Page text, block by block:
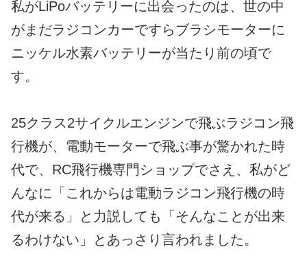
私がLiPoバッテリーに出会ったのは、世の中
がまだラジコンカーですらブラシモーターに
ニッケル水素バッテリーが当たり前の頃で
す。
25クラス2サイクルエンジンで飛ぶラジコン飛
行機が、電動モーターで飛ぶ事が驚かれた時
代で、RC飛行機専門ショップでさえ、私がど
んなに「これからは電動ラジコン飛行機の時
代が来る」と力説しても「そんなことが出来
るわけない」とあっさり言われました。